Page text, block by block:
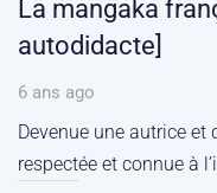
La mangaka
autodidacte]
6 ans ago
Devenue une autrice
respectée et connue à